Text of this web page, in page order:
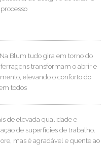
Blum tudo gira em torno do
transformam o abrir e
elevando o conforto do
todos
de elevada qualidade e
de superfícies de trabalho.
mas é agradável e quente ao